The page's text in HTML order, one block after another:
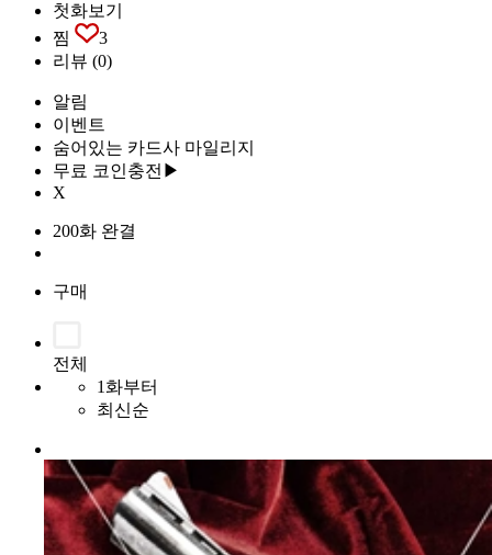
첫화보기
찜
3
리뷰 (0)
알림
이벤트
숨어있는 카드사 마일리지
무료 코인충전▶
X
200화 완결
구매
전체
1화부터
최신순